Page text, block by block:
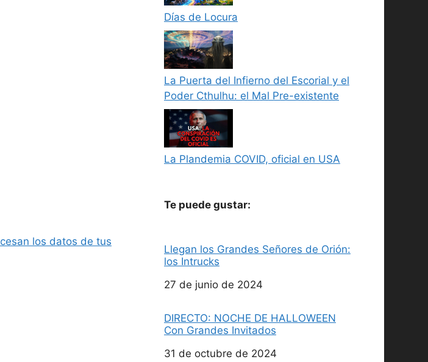
los datos de tus
Días de Locura
La Puerta del Infierno del Escorial y el
Poder Cthulhu: el Mal Pre-existente
La Plandemia COVID, oficial en USA
Te puede gustar:
Llegan los Grandes Señores de Orión:
los Intrucks
Fecha
27 de junio de 2024
DIRECTO: NOCHE DE HALLOWEEN
Con Grandes Invitados
Fecha
31 de octubre de 2024